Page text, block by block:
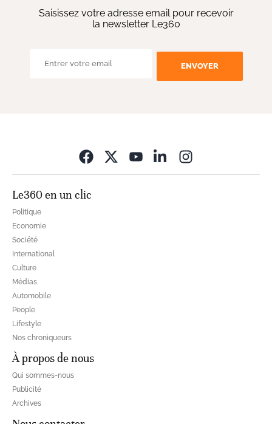
Saisissez votre adresse email pour recevoir
la newsletter Le360
ENVOYER
Le360 en un clic
Politique
Economie
Société
International
Culture
Médias
Automobile
People
Lifestyle
Nos chroniqueurs
À propos de nous
Qui sommes-nous
Publicité
Archives